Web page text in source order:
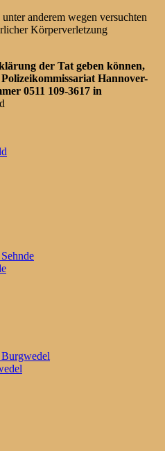
anderem wegen versuchten
Körperverletzung
der Tat geben können,
Hannover-
0511 109-3617 in